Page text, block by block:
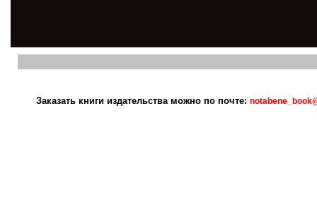
Заказать книги издательства можно по почте: